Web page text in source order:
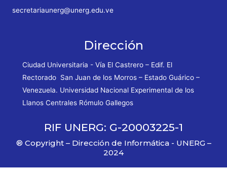
secretariaunerg@unerg.edu.ve
Dirección
Ciudad Universitaria - Vía El Castrero – Edif. El
Rectorado San Juan de los Morros – Estado Guárico –
Venezuela. Universidad Nacional Experimental de los
Llanos Centrales Rómulo Gallegos
RIF UNERG: G-20003225-1
® Copyright – Dirección de Informática - UNERG –
2024